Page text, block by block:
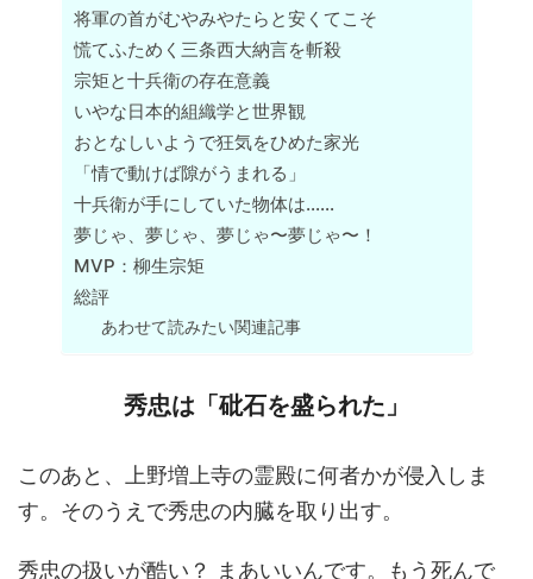
将軍の首がむやみやたらと安くてこそ
慌てふためく三条西大納言を斬殺
宗矩と十兵衛の存在意義
いやな日本的組織学と世界観
おとなしいようで狂気をひめた家光
「情で動けば隙がうまれる」
十兵衛が手にしていた物体は……
夢じゃ、夢じゃ、夢じゃ〜夢じゃ〜！
MVP：柳生宗矩
総評
あわせて読みたい関連記事
秀忠は「砒石を盛られた」
このあと、上野増上寺の霊殿に何者かが侵入しま
す。そのうえで秀忠の内臓を取り出す。
秀忠の扱いが酷い？ まあいいんです。もう死んで